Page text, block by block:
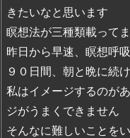
きたいなと思います
瞑想法が三種類載って
昨日から早速、瞑想呼
９０日間、朝と晩に続
私はイメージするのが
ジがうまくできません
そんなに難しいことを